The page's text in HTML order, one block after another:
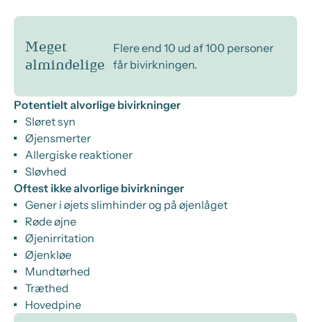
Meget
almindelige
Flere end 10 ud af 100 personer
får bivirkningen.
Potentielt alvorlige bivirkninger
Sløret syn
Øjensmerter
Allergiske reaktioner
Sløvhed
Oftest ikke alvorlige bivirkninger
Gener i øjets slimhinder og på øjenlåget
Røde øjne
Øjenirritation
Øjenkløe
Mundtørhed
Træthed
Hovedpine